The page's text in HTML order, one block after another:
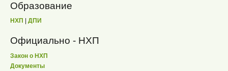
Образование
НХП ДПИ
Официально - НХП
Закон о НХП
Документы